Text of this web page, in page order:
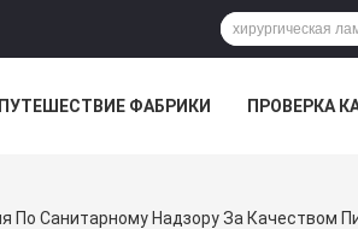
ПУТЕШЕСТВИЕ ФАБРИКИ ПРОВЕРКА